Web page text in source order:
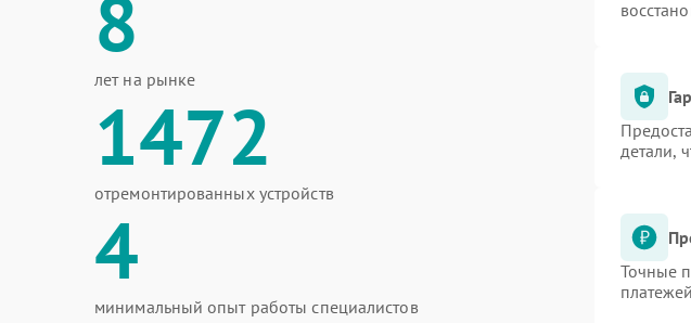
8
лет на рынке
1472
отремонтированных устройств
4
минимальный опыт работы специалистов
детали,
Точные